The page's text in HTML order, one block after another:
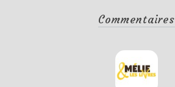
Commentaires